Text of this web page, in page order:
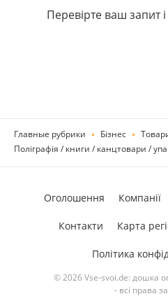
Перевірте ваш запит
Главные рубрики Бізнес
Поліграфія / книги / канцтовари /
© 2026 Vse-svoi.de: дошка
- всі права
Оголошення Компанії
Контакти Карта
Політика